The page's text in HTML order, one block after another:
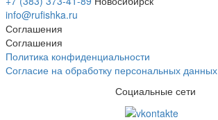
info@rufishka.ru
Соглашения
Соглашения
Политика конфиденциальности
Согласие на обработку персональных данных
Социальные сети